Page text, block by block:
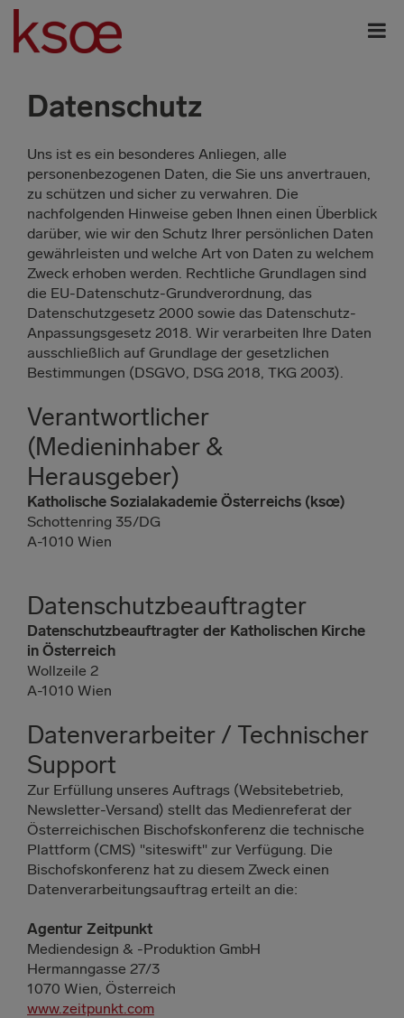
Datenschutz
Uns ist es ein besonderes Anliegen, alle
personenbezogenen Daten, die Sie uns anvertrauen,
zu schützen und sicher zu verwahren. Die
nachfolgenden Hinweise geben Ihnen einen Überblick
darüber, wie wir den Schutz Ihrer persönlichen Daten
gewährleisten und welche Art von Daten zu welchem
Zweck erhoben werden. Rechtliche Grundlagen sind
die EU-Datenschutz-Grundverordnung, das
Datenschutzgesetz 2000 sowie das Datenschutz-
Anpassungsgesetz 2018. Wir verarbeiten Ihre Daten
ausschließlich auf Grundlage der gesetzlichen
Bestimmungen (DSGVO, DSG 2018, TKG 2003).
Verantwortlicher
(Medieninhaber &
Herausgeber)
Katholische Sozialakademie Österreichs (ksœ)
Schottenring 35/DG
A-1010 Wien
Datenschutzbeauftragter
Datenschutzbeauftragter der Katholischen Kirche
in Österreich
Wollzeile 2
A-1010 Wien
Datenverarbeiter / Technischer
Support
Zur Erfüllung unseres Auftrags (Websitebetrieb,
Newsletter-Versand) stellt das Medienreferat der
Österreichischen Bischofskonferenz die technische
Plattform (CMS) "siteswift" zur Verfügung. Die
Bischofskonferenz hat zu diesem Zweck einen
Datenverarbeitungsauftrag erteilt an die:
Agentur Zeitpunkt
Mediendesign & -Produktion GmbH
Hermanngasse 27/3
1070 Wien, Österreich
www.zeitpunkt.com